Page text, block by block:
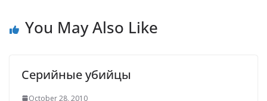
You May Also Like
Cерийные убийцы
October 28, 2010